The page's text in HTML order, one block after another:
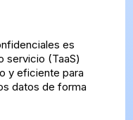
es
servicio (TaaS)
y eficiente para
datos de forma